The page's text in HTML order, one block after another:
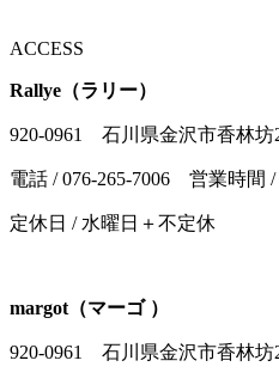
ACCESS
Rallye（ラリー）
920-0961 石川県金沢市香林坊
電話 / 076-265-7006 営業時間 /
定休日 / 水曜日＋不定休
margot（マーゴ ）
920-0961 石川県金沢市香林坊